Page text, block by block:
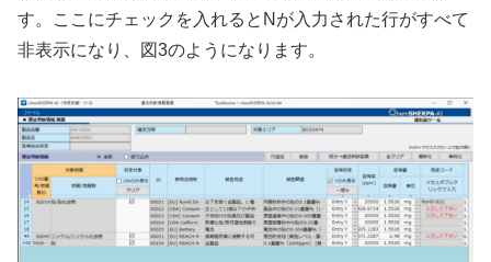
す。ここにチェックを入れるとNが入力された行がすべて
非表示になり、図3のようになります。